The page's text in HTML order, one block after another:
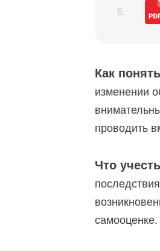
Как
изменении
проводить
Что